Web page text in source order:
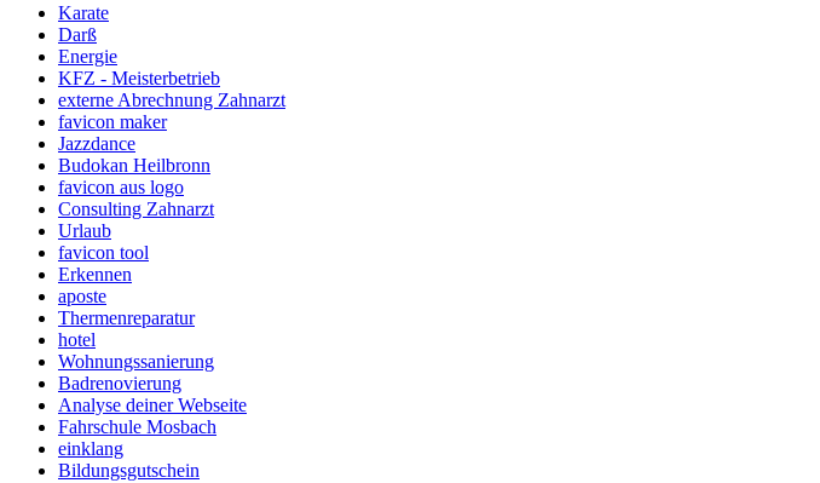
Karate
Darß
Energie
KFZ - Meisterbetrieb
externe Abrechnung Zahnarzt
favicon maker
Jazzdance
Budokan Heilbronn
favicon aus logo
Consulting Zahnarzt
Urlaub
favicon tool
Erkennen
aposte
Thermenreparatur
hotel
Wohnungssanierung
Badrenovierung
Analyse deiner Webseite
Fahrschule Mosbach
einklang
Bildungsgutschein